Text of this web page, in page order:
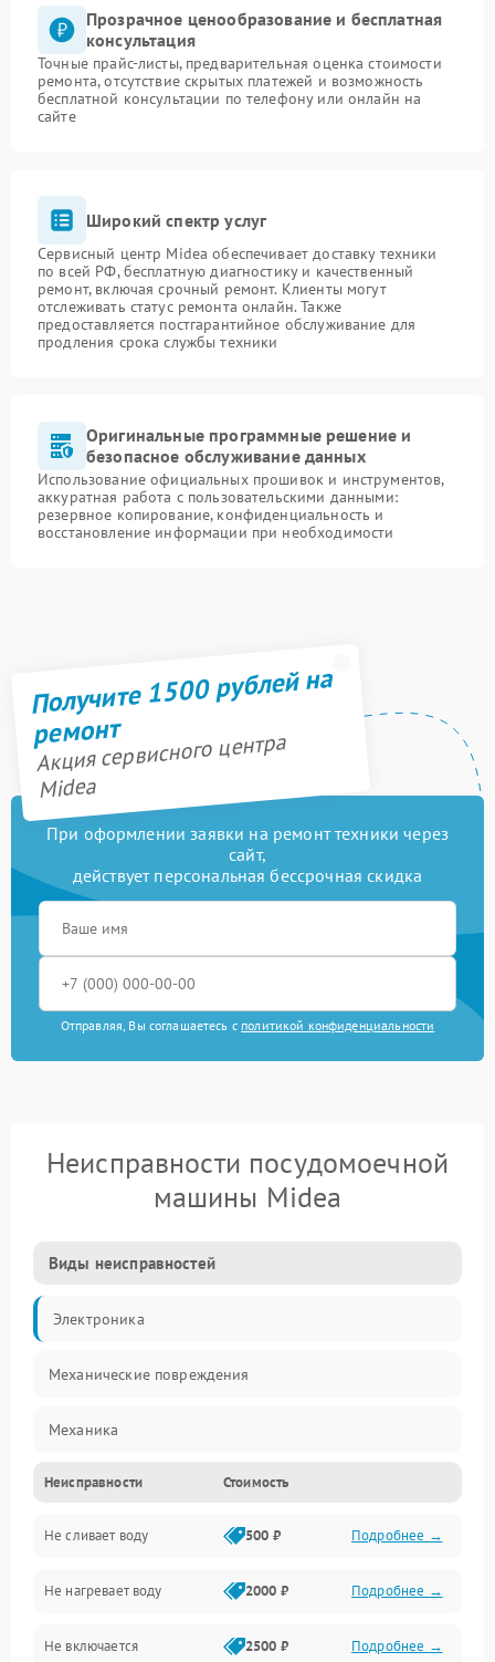
Прозрачное ценообразование и бесплатная
консультация
Точные прайс-листы, предварительная оценка стоимости
ремонта, отсутствие скрытых платежей и возможность
бесплатной консультации по телефону или онлайн на
сайте
Широкий спектр услуг
Сервисный центр Midea обеспечивает доставку техники
по всей РФ, бесплатную диагностику и качественный
ремонт, включая срочный ремонт. Клиенты могут
отслеживать статус ремонта онлайн. Также
предоставляется постгарантийное обслуживание для
продления срока службы техники
Оригинальные программные решение и
безопасное обслуживание данных
Использование официальных прошивок и инструментов,
аккуратная работа с пользовательскими данными:
резервное копирование, конфиденциальность и
восстановление информации при необходимости
Получите 1500 рублей на
ремонт
Акция сервисного центра
Midea
При оформлении заявки на ремонт техники через
сайт,
действует персональная бессрочная скидка
Отправляя, Вы соглашаетесь с политикой конфиденциальности
Неисправности посудомоечной
машины Midea
Виды неисправностей
Электроника
Механические повреждения
Механика
Управление
Электропитание
Датчики
Нагрев
Неисправности Стоимость
Не сливает воду 500 ₽ Подробнее →
Не нагревает воду 2000 ₽ Подробнее →
Не включается 2500 ₽ Подробнее →